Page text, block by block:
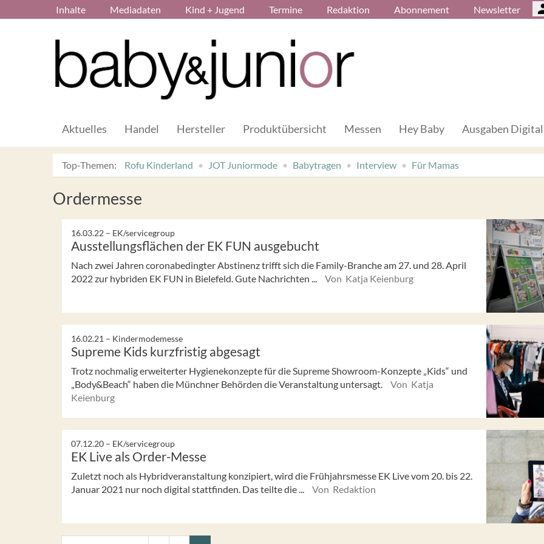
Inhalte Mediadaten Kind + Jugend Termine Redaktion Abonnement Newsletter
Aktuelles Handel Hersteller Produktübersicht Messen Hey Baby Ausgaben Digital
Top-Themen: Rofu Kinderland JOT Juniormode Babytragen Interview Für Mamas
Ordermesse
16.03.22 – EK/servicegroup
Ausstellungsflächen der EK FUN ausgebucht
Nach zwei Jahren coronabedingter Abstinenz trifft sich die Family-Branche am 27. und 28. April
2022 zur hybriden EK FUN in Bielefeld. Gute Nachrichten ...
Von Katja Keienburg
16.02.21 – Kindermodemesse
Supreme Kids kurzfristig abgesagt
Trotz nochmalig erweiterter Hygienekonzepte für die Supreme Showroom-Konzepte „Kids“ und
„Body&Beach“ haben die Münchner Behörden die Veranstaltung untersagt.
Von Katja
Keienburg
07.12.20 – EK/servicegroup
EK Live als Order-Messe
Zuletzt noch als Hybridveranstaltung konzipiert, wird die Frühjahrsmesse EK Live vom 20. bis 22.
Januar 2021 nur noch digital stattfinden. Das teilte die ...
Von Redaktion